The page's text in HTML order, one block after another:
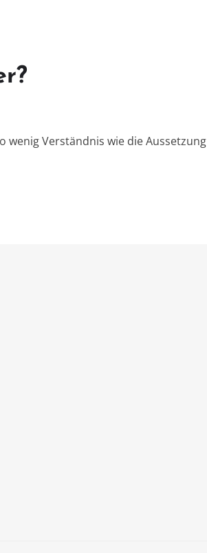
wenig Verständnis wie die Aussetzung